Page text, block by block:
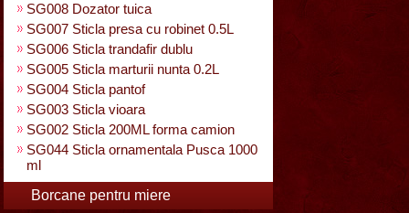
SG008 Dozator tuica
SG007 Sticla presa cu robinet 0.5L
SG006 Sticla trandafir dublu
SG005 Sticla marturii nunta 0.2L
SG004 Sticla pantof
SG003 Sticla vioara
SG002 Sticla 200ML forma camion
SG044 Sticla ornamentala Pusca 1000
ml
Borcane pentru miere